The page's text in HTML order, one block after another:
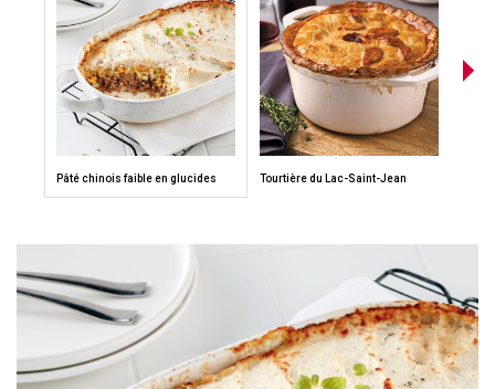
Pâté chinois faible en glucides Tourtière du Lac-Saint-Jean